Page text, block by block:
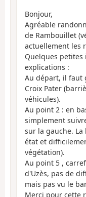
Bonjour,
Agréable
de Rambouillet
actuellement les
Quelques petites
explications :
Au départ, il faut
Croix Pater
véhicules).
Au point 2 : en
simplement
sur la gauche.
état et
végétation).
Au point 5 ,
d'Uzès, pas de
mais pas vu le
Merci pour cette